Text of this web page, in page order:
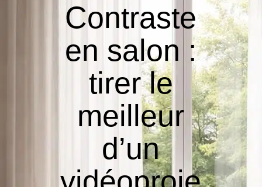
Contraste
en salon :
tirer le
meilleur
d’un